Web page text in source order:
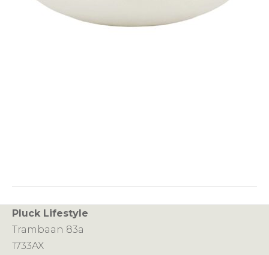
Pluck Lifestyle
Trambaan 83a
1733AX